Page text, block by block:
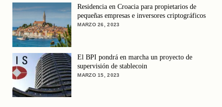
Residencia en Croacia para propietarios de
pequeñas empresas e inversores criptográficos
MARZO 26, 2023
El BPI pondrá en marcha un proyecto de
supervisión de stablecoin
MARZO 15, 2023